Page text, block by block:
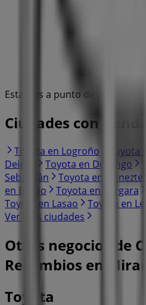
Estamos a punto de publicar
Ciudades con
Toyota en Logroño
Deierri
Toyota en Durango
Sebastián
Toyota en
en Bilbao
Toyota en Bergara
Toyota en Lasao
Toyota en
Ver más ciudades
Otros negocios de
Recambios en
Toyota